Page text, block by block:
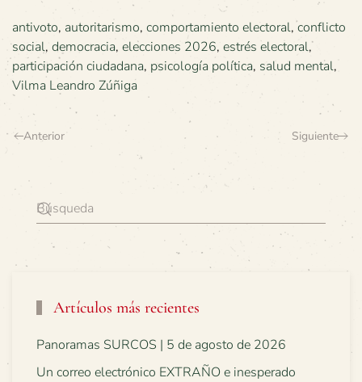
antivoto, autoritarismo, comportamiento electoral,conflicto
social, democracia, elecciones 2026, estrés electoral,
participación ciudadana, psicología política, salud mental,
Vilma Leandro Zúñiga
Anterior Siguiente
Artículos más recientes
Panoramas SURCOS | 5 de agosto de 2026
Un correo electrónico EXTRAÑO e inesperado